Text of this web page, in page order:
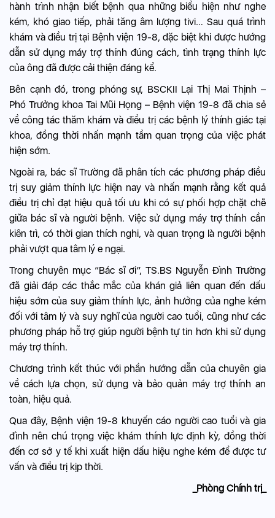
hành trình nhận biết bệnh qua những biểu hiện như nghe
kém, khó giao tiếp, phải tăng âm lượng tivi… Sau quá trình
khám và điều trị tại Bệnh viện 19-8, đặc biệt khi được hướng
dẫn sử dụng máy trợ thính đúng cách, tình trạng thính lực
của ông đã được cải thiện đáng kể.
Bên cạnh đó, trong phóng sự, BSCKII Lại Thị Mai Thịnh –
Phó Trưởng khoa Tai Mũi Họng – Bệnh viện 19-8 đã chia sẻ
về công tác thăm khám và điều trị các bệnh lý thính giác tại
khoa, đồng thời nhấn mạnh tầm quan trọng của việc phát
hiện sớm.
Ngoài ra, bác sĩ Trường đã phân tích các phương pháp điều
trị suy giảm thính lực hiện nay và nhấn mạnh rằng kết quả
điều trị chỉ đạt hiệu quả tối ưu khi có sự phối hợp chặt chẽ
giữa bác sĩ và người bệnh. Việc sử dụng máy trợ thính cần
kiên trì, có thời gian thích nghi, và quan trọng là người bệnh
phải vượt qua tâm lý e ngại.
Trong chuyên mục “Bác sĩ ơi”, TS.BS Nguyễn Đình Trường
đã giải đáp các thắc mắc của khán giả liên quan đến dấu
hiệu sớm của suy giảm thính lực, ảnh hưởng của nghe kém
đối với tâm lý và suy nghĩ của người cao tuổi, cũng như các
phương pháp hỗ trợ giúp người bệnh tự tin hơn khi sử dụng
máy trợ thính.
Chương trình kết thúc với phần hướng dẫn của chuyên gia
về cách lựa chọn, sử dụng và bảo quản máy trợ thính an
toàn, hiệu quả.
Qua đây, Bệnh viện 19-8 khuyến cáo người cao tuổi và gia
đình nên chú trọng việc khám thính lực định kỳ, đồng thời
đến cơ sở y tế khi xuất hiện dấu hiệu nghe kém để được tư
vấn và điều trị kịp thời.
_Phòng Chính trị_